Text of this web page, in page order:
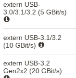
extern USB-
3.0/3.1/3.2 (5 GBit/s)
extern USB-3.1/3.2
(10 GBit/s)
extern USB-3.2
Gen2x2 (20 GBit/s)